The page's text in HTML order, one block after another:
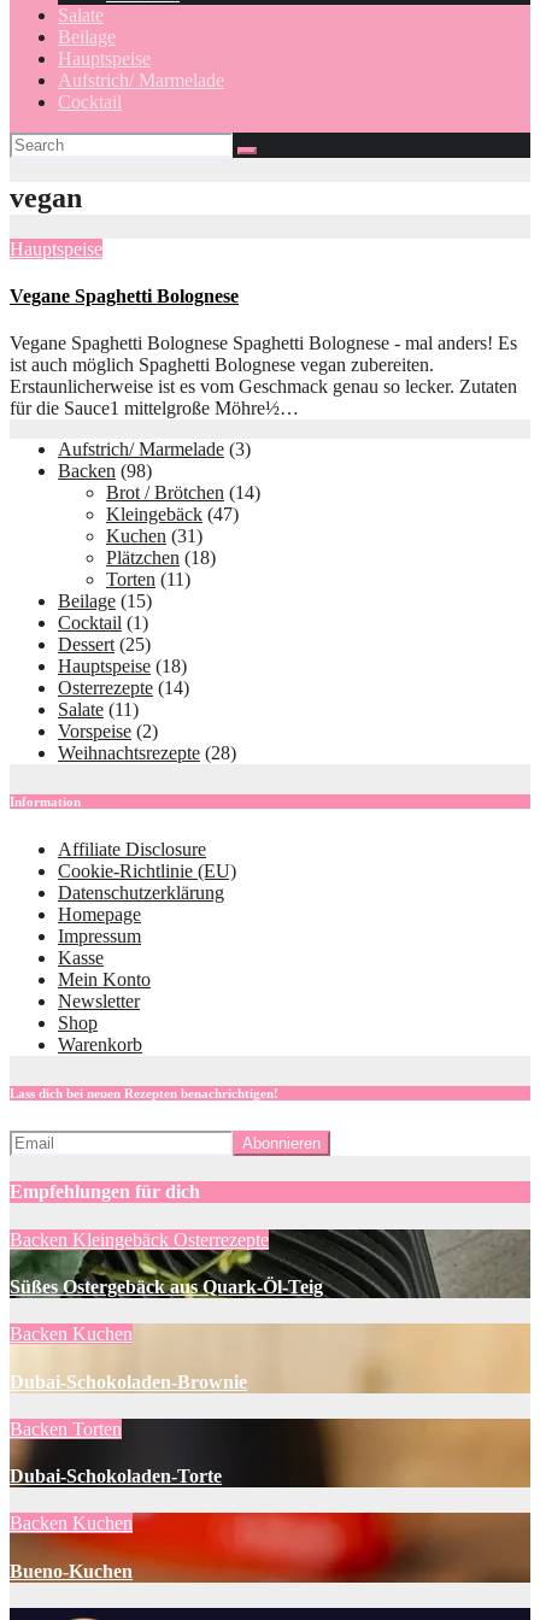
Salate
Beilage
Hauptspeise
Aufstrich/ Marmelade
Cocktail
vegan
Hauptspeise
Vegane Spaghetti Bolognese
Vegane Spaghetti Bolognese Spaghetti Bolognese - mal anders! Es
ist auch möglich Spaghetti Bolognese vegan zubereiten.
Erstaunlicherweise ist es vom Geschmack genau so lecker. Zutaten
für die Sauce1 mittelgroße Möhre½…
Aufstrich/ Marmelade (3)
Backen (98)
Brot / Brötchen (14)
Kleingebäck (47)
Kuchen (31)
Plätzchen (18)
Torten (11)
Beilage (15)
Cocktail (1)
Dessert (25)
Hauptspeise (18)
Osterrezepte (14)
Salate (11)
Vorspeise (2)
Weihnachtsrezepte (28)
Information
Affiliate Disclosure
Cookie-Richtlinie (EU)
Datenschutzerklärung
Homepage
Impressum
Kasse
Mein Konto
Newsletter
Shop
Warenkorb
Lass dich bei neuen Rezepten benachrichtigen!
Empfehlungen für dich
Backen Kleingebäck Osterrezepte
Süßes Ostergebäck aus Quark-Öl-Teig
Backen Kuchen
Dubai-Schokoladen-Brownie
Backen Torten
Dubai-Schokoladen-Torte
Backen Kuchen
Bueno-Kuchen